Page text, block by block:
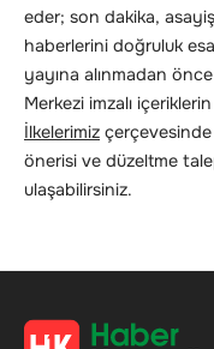
eder; son dakika,
haberlerini doğruluk
yayına alınmadan
Merkezi imzalı
İlkelerimiz
önerisi ve düzeltme
ulaşabilirsiniz.